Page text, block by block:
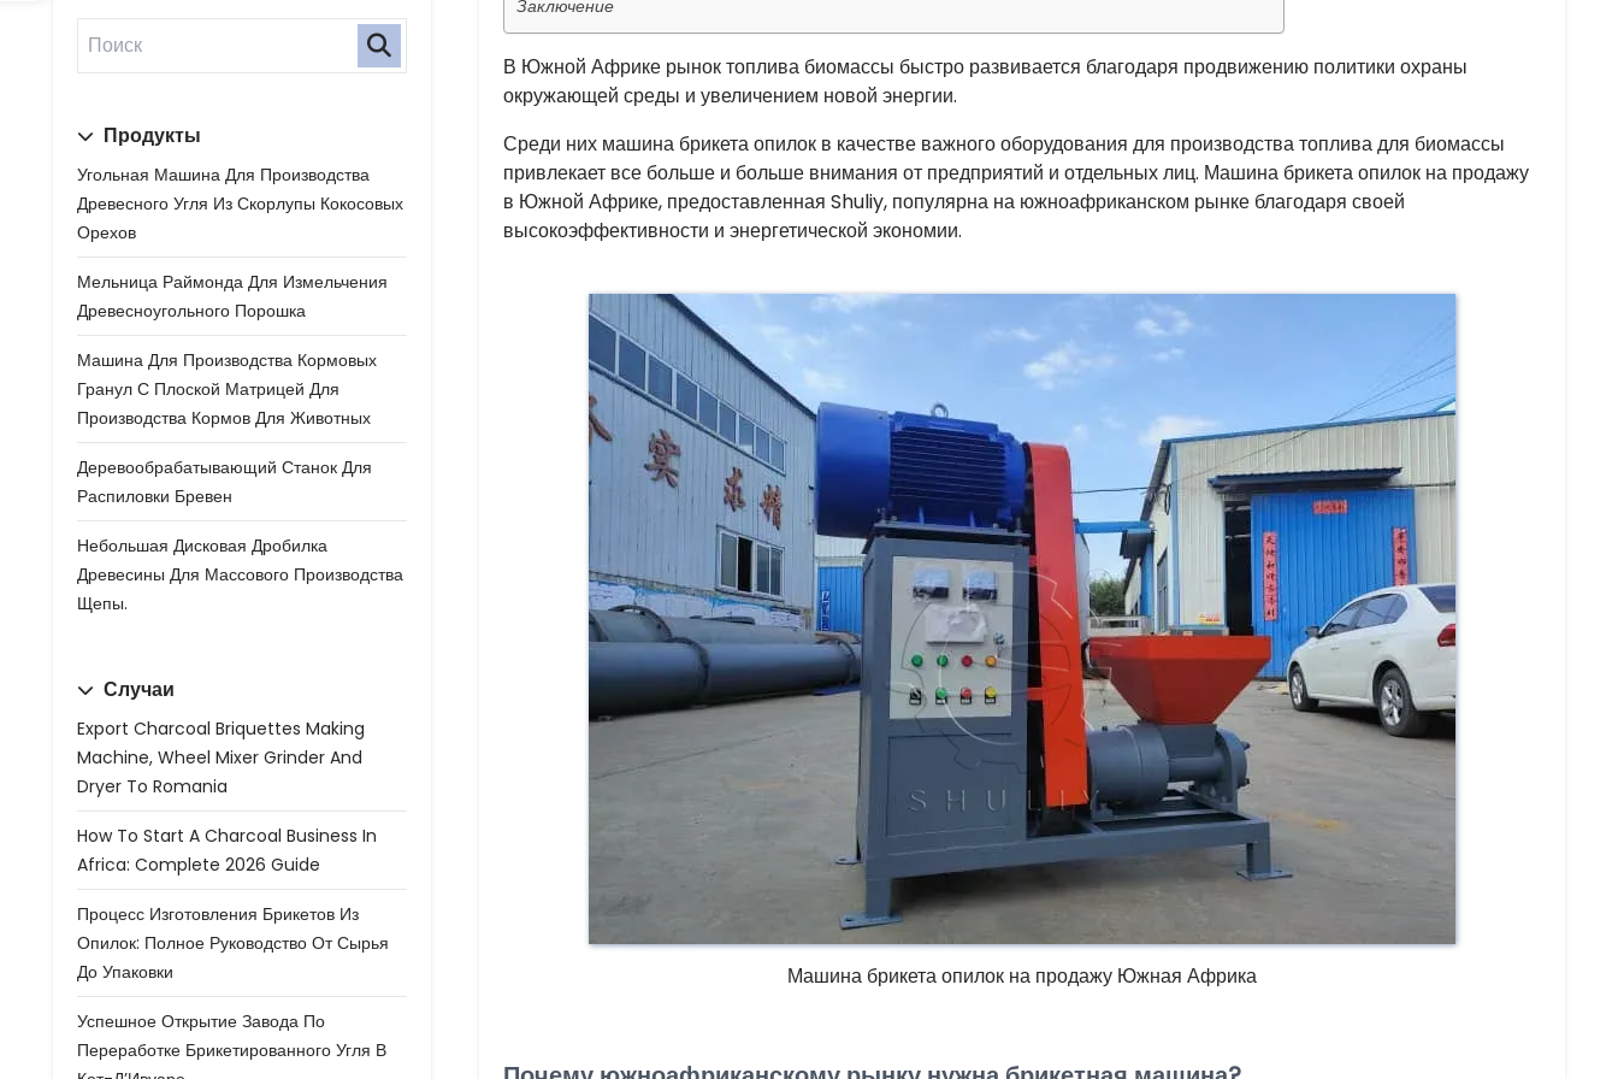
Продукты
Угольная Машина Для Производства
Древесного Угля Из Скорлупы Кокосовых
Орехов
Мельница Раймонда Для Измельчения
Древесноугольного Порошка
Машина Для Производства Кормовых
Гранул С Плоской Матрицей Для
Производства Кормов Для Животных
Деревообрабатывающий Станок Для
Распиловки Бревен
Небольшая Дисковая Дробилка
Древесины Для Массового Производства
Щепы.
Случаи
Export Charcoal Briquettes Making
Machine, Wheel Mixer Grinder And
Dryer To Romania
How To Start A Charcoal Business In
Africa: Complete 2026 Guide
Процесс Изготовления Брикетов Из
Опилок: Полное Руководство От Сырья
До Упаковки
Успешное Открытие Завода По
Переработке Брикетированного Угля В
Заключение
В Южной Африке рынок топлива биомассы быстро развивается благодаря продвижению политики охраны
окружающей среды и увеличением новой энергии.
Среди них машина брикета опилок в качестве важного оборудования для производства топлива для биомассы
привлекает все больше и больше внимания от предприятий и отдельных лиц. Машина брикета опилок на продажу
в Южной Африке, предоставленная Shuliy, популярна на южноафриканском рынке благодаря своей
высокоэффективности и энергетической экономии.
Машина брикета опилок на продажу Южная Африка